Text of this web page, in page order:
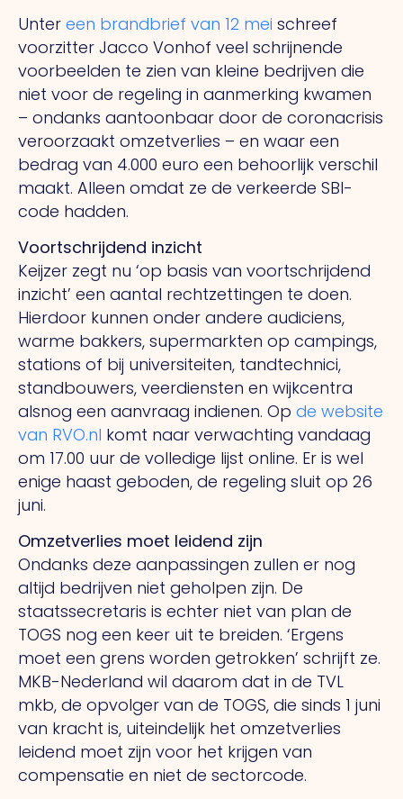
Unter een brandbrief van 12 mei schreef
voorzitter Jacco Vonhof veel schrijnende
voorbeelden te zien van kleine bedrijven die
niet voor de regeling in aanmerking kwamen
– ondanks aantoonbaar door de coronacrisis
veroorzaakt omzetverlies – en waar een
bedrag van 4.000 euro een behoorlijk verschil
maakt. Alleen omdat ze de verkeerde SBI-
code hadden.
Voortschrijdend inzicht
Keijzer zegt nu ‘op basis van voortschrijdend
inzicht’ een aantal rechtzettingen te doen.
Hierdoor kunnen onder andere audiciens,
warme bakkers, supermarkten op campings,
stations of bij universiteiten, tandtechnici,
standbouwers, veerdiensten en wijkcentra
alsnog een aanvraag indienen. Op de website
van RVO.nl komt naar verwachting vandaag
om 17.00 uur de volledige lijst online. Er is wel
enige haast geboden, de regeling sluit op 26
juni.
Omzetverlies moet leidend zijn
Ondanks deze aanpassingen zullen er nog
altijd bedrijven niet geholpen zijn. De
staatssecretaris is echter niet van plan de
TOGS nog een keer uit te breiden. ‘Ergens
moet een grens worden getrokken’ schrijft ze.
MKB-Nederland wil daarom dat in de TVL
mkb, de opvolger van de TOGS, die sinds 1 juni
van kracht is, uiteindelijk het omzetverlies
leidend moet zijn voor het krijgen van
compensatie en niet de sectorcode.